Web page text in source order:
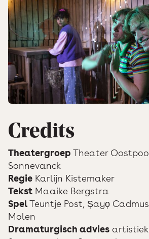
Credits
Theatergroep Theater
Sonnevanck
Regie Karlijn Kistemaker
Tekst Maaike Bergstra
SpelTeuntje Post, Ṣayọ
Molen
Dramaturgisch advies